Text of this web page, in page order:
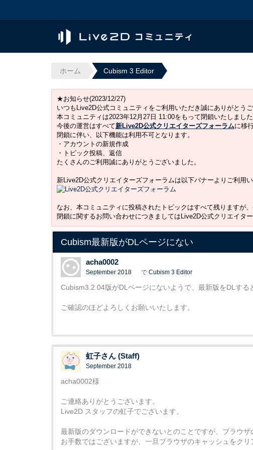
ホーム Cubism 3 Editor
★お知らせ(2023/12/27)
いつもLive2D公式コミュニティをご利用いただき誠にありがとうご
本コミュニティは2023年12月27日 11:00をもって閉鎖いたしました
今後の運営はすべて新Live2D公式クリエイターズフォーラムに移
閉鎖に伴い、以下機能は利用不可となります。
・アカウントの新規作成
・トピック投稿、返信
たくさんのご利用誠にありがとうございました。
新Live2D公式クリエイターズフォーラムは以下バナーよりご利用い
なお、本コミュニティに投稿されたトピックはすべて残りますが
閉鎖に関するお問い合わせにつきましてはLive2D公式クリエイタ
Cubism最新版がDLページにない
acha0002
September 2018 で Cubism 3 Editor
Cubism3.2.04版がDLページにないようで、最新版をDLする
ご確認のほどよろしくお願いいたします。
虹子さん (Staff)
September 2018
acha0002様
ご連絡ありがとうございます。
Live2D スタッフの虹子でございます。
最新版のダウンロードができないとのことですが、ブラウ
お手数ではございますが、一旦ブラウザのキャッシュをク